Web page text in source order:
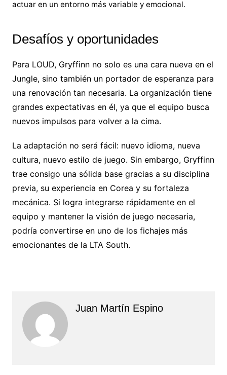
actuar en un entorno más variable y emocional.
Desafíos y oportunidades
Para LOUD, Gryffinn no solo es una cara nueva en el
Jungle, sino también un portador de esperanza para
una renovación tan necesaria. La organización tiene
grandes expectativas en él, ya que el equipo busca
nuevos impulsos para volver a la cima.
La adaptación no será fácil: nuevo idioma, nueva
cultura, nuevo estilo de juego. Sin embargo, Gryffinn
trae consigo una sólida base gracias a su disciplina
previa, su experiencia en Corea y su fortaleza
mecánica. Si logra integrarse rápidamente en el
equipo y mantener la visión de juego necesaria,
podría convertirse en uno de los fichajes más
emocionantes de la LTA South.
Juan Martín Espino